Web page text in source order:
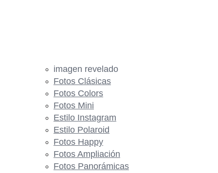
imagen revelado
Fotos Clásicas
Fotos Colors
Fotos Mini
Estilo Instagram
Estilo Polaroid
Fotos Happy
Fotos Ampliación
Fotos Panorámicas